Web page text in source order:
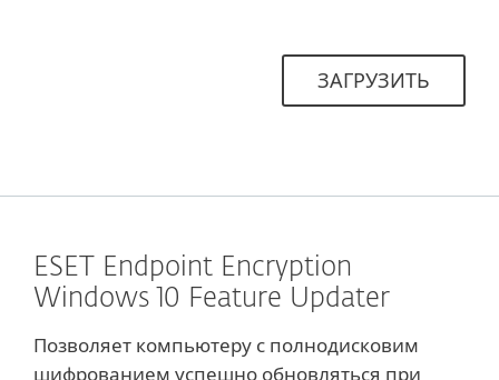
ЗАГРУЗИТЬ
ESET Endpoint Encryption
Windows 10 Feature Updater
Позволяет компьютеру с полнодисковим
шифрованием успешно обновляться при